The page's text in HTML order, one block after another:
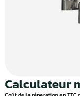
Calculateur